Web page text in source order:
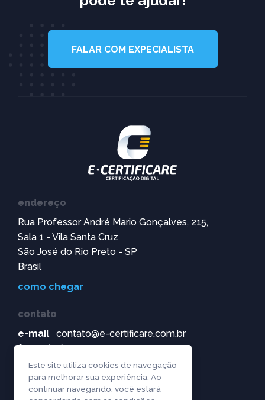
FALAR COM EXPECIALISTA
endereço
Rua Professor André Mario Gonçalves, 215,
Sala 1 - Vila Santa Cruz
São José do Rio Preto - SP
Brasil
como chegar
contato
e-mail
contato@e-certificare.com.br
fone
(17) 99172-0907
(17) 3304-8071
Este site utiliza cookies de navegação
para melhorar sua experiência. Ao
continuar navegando, você estará